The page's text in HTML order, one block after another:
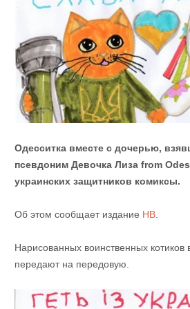
Одесситка вместе с дочерью,
псевдоним Девочка Лиза from
украинских защитников комиксы.
Об этом сообщает издание НВ.
Нарисованных воинственных котиков
передают на передовую.